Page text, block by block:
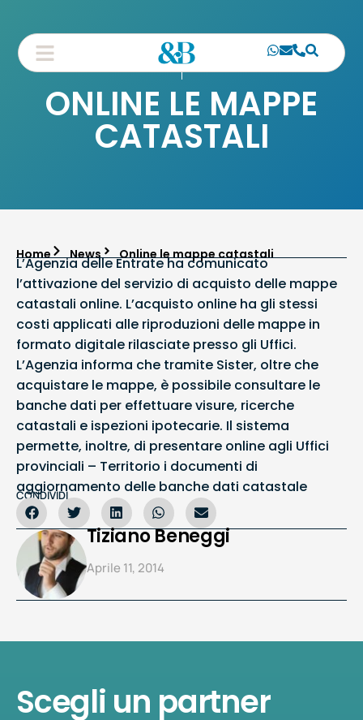
ONLINE LE MAPPE
CATASTALI
Home News Online le mappe catastali
L’Agenzia delle Entrate ha comunicato
l’attivazione del servizio di acquisto delle mappe
catastali online. L’acquisto online ha gli stessi
costi applicati alle riproduzioni delle mappe in
formato digitale rilasciate presso gli Uffici.
L’Agenzia informa che tramite Sister, oltre che
acquistare le mappe, è possibile consultare le
banche dati per effettuare visure, ricerche
catastali e ispezioni ipotecarie. Il sistema
permette, inoltre, di presentare online agli Uffici
provinciali – Territorio i documenti di
aggiornamento delle banche dati catastale
CONDIVIDI
Tiziano Beneggi
Aprile 11, 2014
Scegli un partner